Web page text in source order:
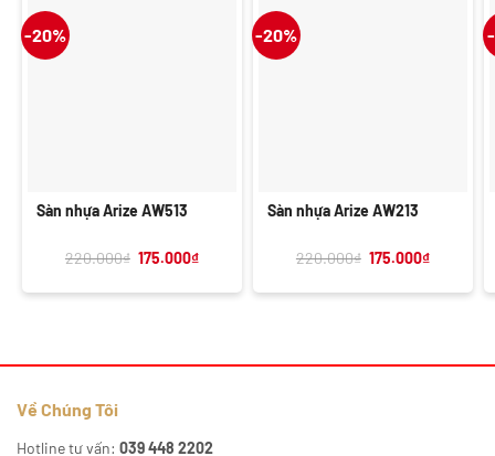
-20%
Sàn nhựa Arize AW513
220.000₫ Giá
220.000₫.
175.000₫Giá
là:
-20%
Sàn nhựa Arize AW213
220.000₫ Giá
220.000₫.
175.000₫Giá
là:
Về Chúng Tôi
Hotline tư vấn: 039 448 2202